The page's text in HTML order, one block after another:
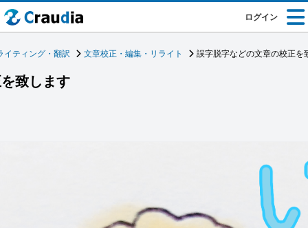
ログイン
イティング・翻訳 文章校正・編集・リライト 誤字脱字などの文章の校正を
致します